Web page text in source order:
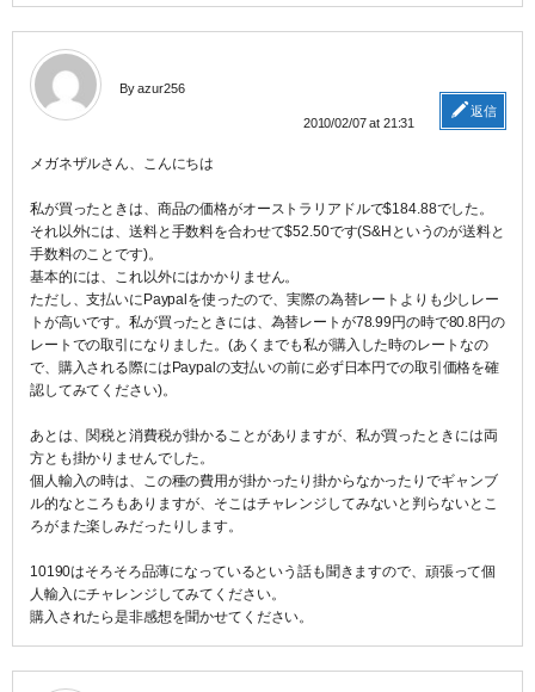
By azur256
2010/02/07 at 21:31
返信
メガネザルさん、こんにちは
私が買ったときは、商品の価格がオーストラリアドルで$184.88でした。
それ以外には、送料と手数料を合わせて$52.50です(S&Hというのが送料と
手数料のことです)。
基本的には、これ以外にはかかりません。
ただし、支払いにPaypalを使ったので、実際の為替レートよりも少しレー
トが高いです。私が買ったときには、為替レートが78.99円の時で80.8円の
レートでの取引になりました。(あくまでも私が購入した時のレートなの
で、購入される際にはPaypalの支払いの前に必ず日本円での取引価格を確
認してみてください)。
あとは、関税と消費税が掛かることがありますが、私が買ったときには両
方とも掛かりませんでした。
個人輸入の時は、この種の費用が掛かったり掛からなかったりでギャンブ
ル的なところもありますが、そこはチャレンジしてみないと判らないとこ
ろがまた楽しみだったりします。
10190はそろそろ品薄になっているという話も聞きますので、頑張って個
人輸入にチャレンジしてみてください。
購入されたら是非感想を聞かせてください。